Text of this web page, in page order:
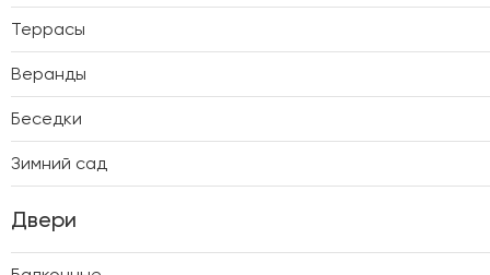
Террасы
Веранды
Беседки
Зимний сад
Двери